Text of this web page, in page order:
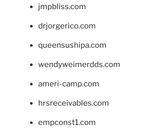
jmpbliss.com
drjorgerico.com
queensushipa.com
wendyweimerdds.com
ameri-camp.com
hrsreceivables.com
empconst1.com